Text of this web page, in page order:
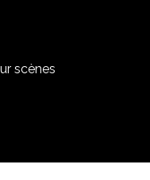
scènes